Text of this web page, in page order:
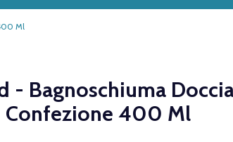
Ml
- Bagnoschiuma
Confezione 400 Ml